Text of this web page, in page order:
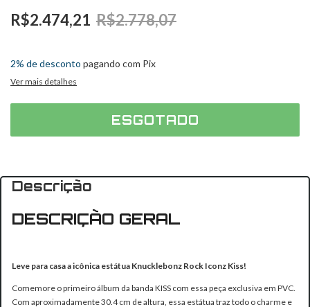
R$2.474,21 R$2.778,07
2% de desconto pagando com Pix
Ver mais detalhes
Descrição
DESCRIÇÃO GERAL
Leve para casa a icônica estátua Knucklebonz Rock Iconz Kiss!
Comemore o primeiro álbum da banda KISS com essa peça exclusiva em PVC.
Com aproximadamente 30.4 cm de altura, essa estátua traz todo o charme e